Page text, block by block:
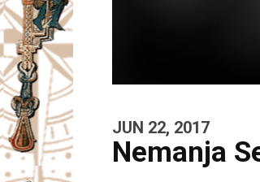
JUN 22, 2017
Nemanja